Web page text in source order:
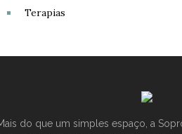
Terapias
do que um simples espaço, a